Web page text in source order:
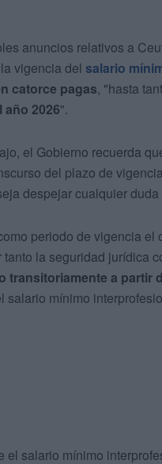
anuncios relativos a
vigencia del salario
catorce pagas, "hasta
año 2026".
el Gobierno recuerda
del plazo de
despejar cualquier
periodo de vigencia el
la seguridad jurídica
transitoriamente a partir
mínimo
el salario mínimo